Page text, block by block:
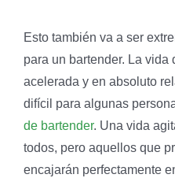
Esto también va a ser
para un bartender. La vida
acelerada y en absoluto
difícil para algunas
de bartender. Una vida
todos, pero aquellos que
encajarán perfectamente